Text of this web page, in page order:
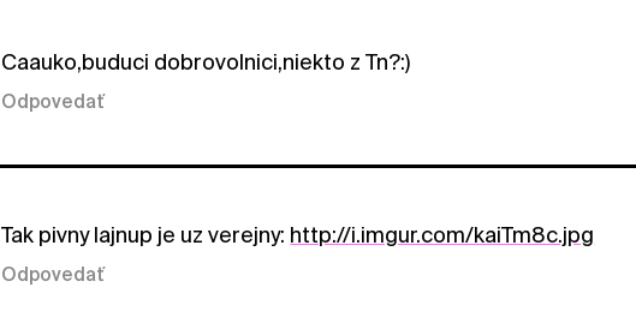
Caauko,buduci dobrovolnici,niekto z Tn?:)
Odpovedať
Tak pivny lajnup je uz verejny: http://i.imgur.com/kaiTm8c.jpg
Odpovedať